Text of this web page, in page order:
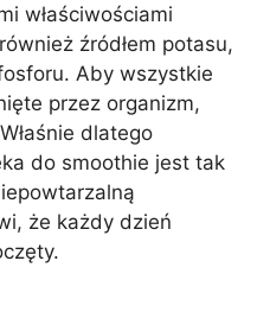
właściwościami
źródłem potasu,
Aby wszystkie
przez organizm,
dlatego
do smoothie jest tak
że każdy dzień